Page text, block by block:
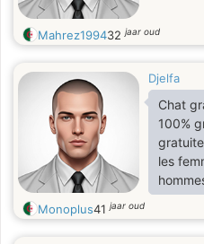
Mahrez199432jaar oud
Djelfa
Chat
100%
gratuite (tchat
les
Monoplus41jaar oud